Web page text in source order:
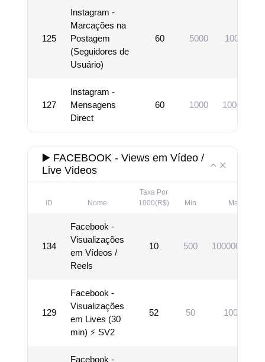
125
Instagram -
Marcações na
Postagem
(Seguidores de
Usuário)
60 5000 1000000
127
Instagram -
Mensagens
Direct
60 1000 10000000
▶️ FACEBOOK - Views em Vídeo /
Live Videos
ID Nome
Taxa Por
1000(R$)
Min Max
134
Facebook -
Visualizações
em Vídeos /
Reels
10 500 1000000000
129
Facebook -
Visualizações
em Lives (30
min) ⚡ SV2
52 50 10000
Facebook -